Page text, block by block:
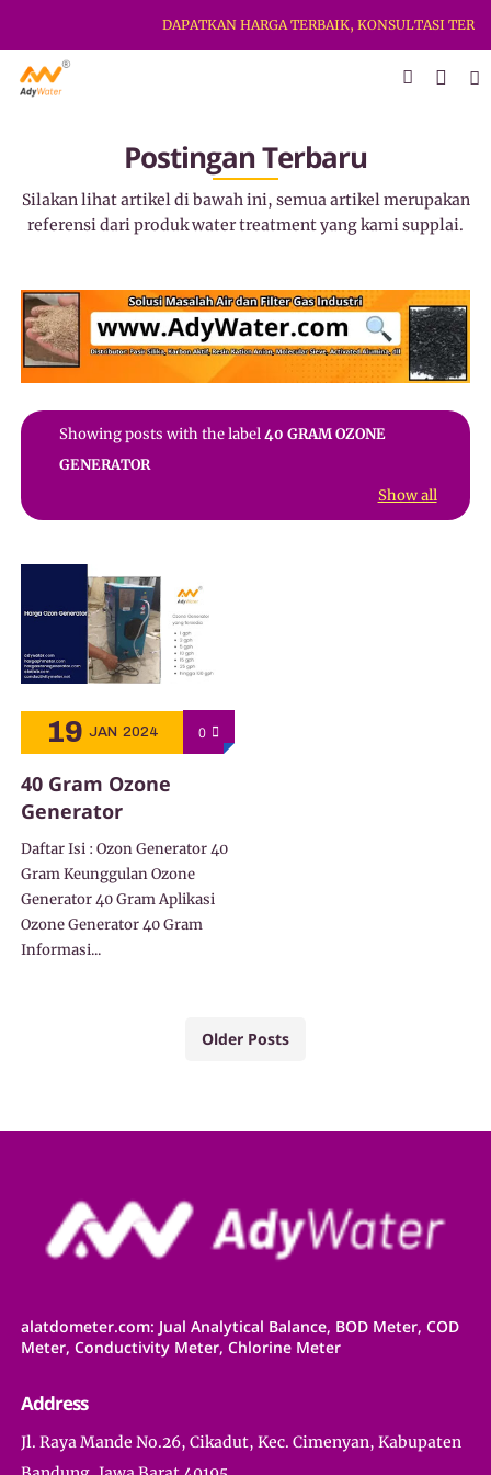
DAPATKAN HARGA TERBAIK, KONSULTASI
Postingan Terbaru
Silakan lihat artikel di bawah ini, semua artikel merupakan
referensi dari produk water treatment yang kami supplai.
Showing posts with the label40 GRAM OZONE
GENERATOR
Show all
19 JAN 2024 0
40 Gram Ozone
Generator
Daftar Isi : Ozon Generator 40
Gram Keunggulan Ozone
Generator 40 Gram Aplikasi
Ozone Generator 40 Gram
Informasi...
Older Posts
alatdometer.com: Jual Analytical Balance, BOD Meter, COD
Meter, Conductivity Meter, Chlorine Meter
Address
Jl. Raya Mande No.26, Cikadut, Kec. Cimenyan, Kabupaten